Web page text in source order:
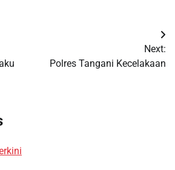
Next:
Polres Tangani Kecelakaan